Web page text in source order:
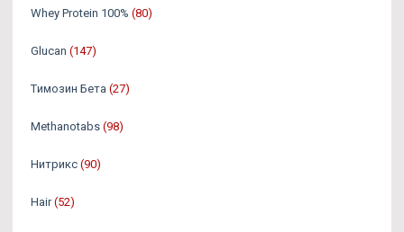
Whey Protein 100% (80)
Glucan (147)
Tимозин Бета (27)
Methanotabs (98)
Нитрикс (90)
Hair (52)